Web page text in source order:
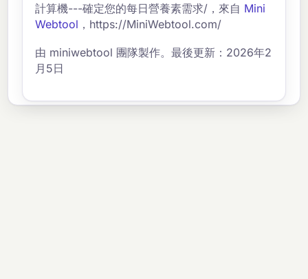
計算機---確定您的每日營養素需求/，來自 Mini
Webtool ，https://MiniWebtool.com/
由 miniwebtool 團隊製作。最後更新：2026年2
月5日